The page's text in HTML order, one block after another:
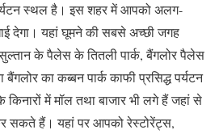
स्थल है। इस शहर में आपको अलग-
देगा। यहां घूमने की सबसे अच्छी जगह
के पैलेस के तितली पार्क, बैंगलोर पैलेस
का कब्बन पार्क काफी प्रसिद्ध पर्यटन
में मॉल तथा बाजार भी लगे हैं जहां से
सकते हैं। यहां पर आपको रेस्टोरेंट्स,